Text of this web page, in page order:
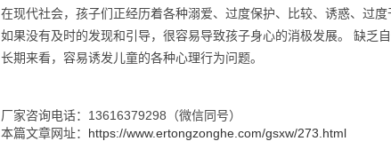
在现代社会，孩子们正经历着各种溺爱、过度保护、比较、诱惑、过
如果没有及时的发现和引导，很容易导致孩子身心的消极发展。 缺乏
长期来看，容易诱发儿童的各种心理行为问题。
厂家咨询电话：13616379298（微信同号）
本篇文章网址： https://www.ertongzonghe.com/gsxw/273.html